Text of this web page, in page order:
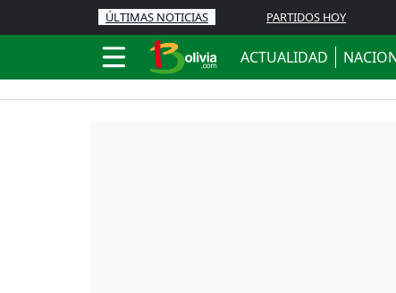
ÚLTIMAS NOTICIAS PARTIDOS HOY
ACTUALIDAD